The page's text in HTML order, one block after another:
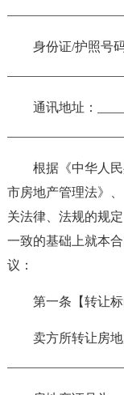
身份证/护照号码
通讯地址：
根据《中华人
市房地产管理法》
关法律、法规的规
一致的基础上就本
议：
第一条【转让标
卖方所转让房